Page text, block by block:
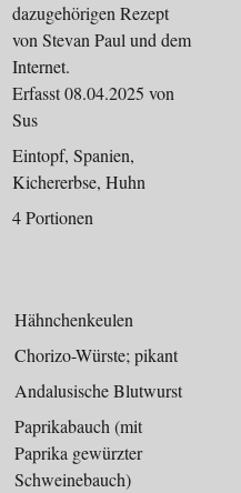
dazugehörigen Rezept
von Stevan Paul und dem
Internet.
Erfasst 08.04.2025 von
Sus
Eintopf, Spanien,
Kichererbse, Huhn
4 Portionen
Hähnchenkeulen
Chorizo-Würste; pikant
Andalusische Blutwurst
Paprikabauch (mit
Paprika gewürzter
Schweinebauch)